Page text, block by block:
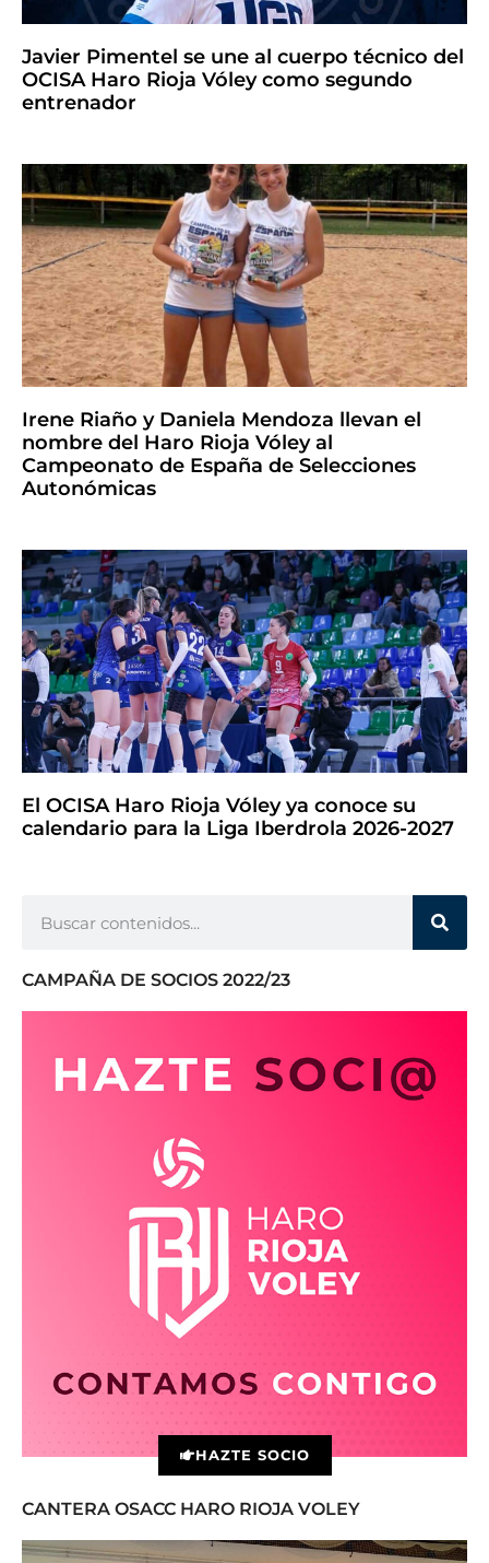
Javier Pimentel se une al cuerpo técnico del
OCISA Haro Rioja Vóley como segundo
entrenador
Irene Riaño y Daniela Mendoza llevan el
nombre del Haro Rioja Vóley al
Campeonato de España de Selecciones
Autonómicas
El OCISA Haro Rioja Vóley ya conoce su
calendario para la Liga Iberdrola 2026-2027
CAMPAÑA DE SOCIOS 2022/23
HAZTE SOCIO
CANTERA OSACC HARO RIOJA VOLEY